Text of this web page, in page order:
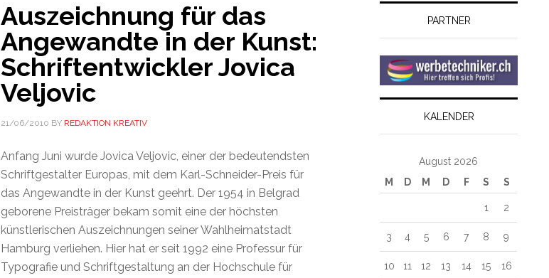
Auszeichnung für das
Angewandte in der Kunst:
Schriftentwickler Jovica
Veljovic
21/06/2010 BY REDAKTION KREATIV
Anfang Juni wurde Jovica Veljovic, einer der bedeutendsten
Schriftgestalter Europas, mit dem Karl-Schneider-Preis für
das Angewandte in der Kunst geehrt. Der 1954 in Belgrad
geborene Preisträger bekam somit eine der höchsten
künstlerischen Auszeichnungen seiner Wahlheimatstadt
Hamburg verliehen. Hier hat er seit 1992 eine Professur für
Typografie und Schriftgestaltung an der Hochschule für
PARTNER
KALENDER
August 2026
M
D M D F S S
1 2
3 4 5 6 7 8 9
10 11 12 13 14 15 16